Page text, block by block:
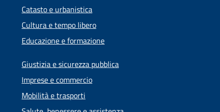
Catasto e urbanistica
Cultura e tempo libero
Educazione e formazione
Giustizia e sicurezza pubblica
Imprese e commercio
Mobilità e trasporti